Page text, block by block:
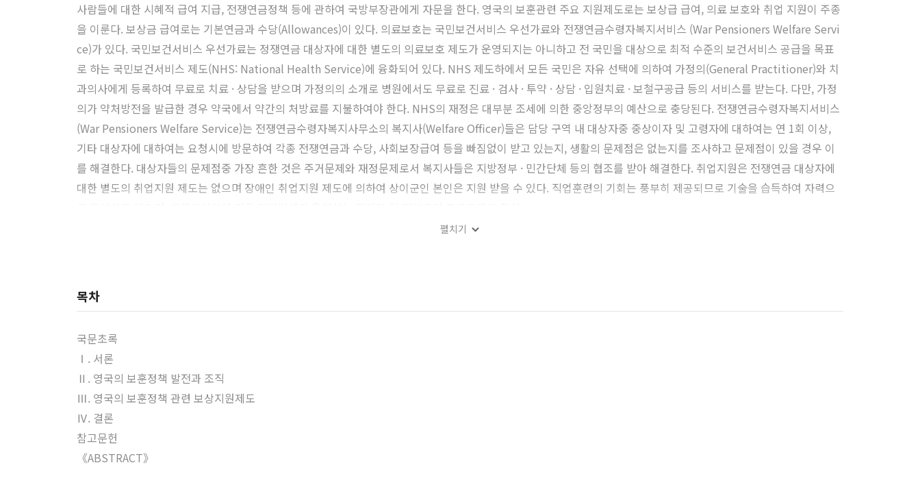
사람들에 대한 시혜적 급여 지급, 전쟁연금정책 등에 관하여 국방부장관에게 자문을 한다. 영국의 보훈관련 주요 지원제도로는 보상급 급여, 의료 보호와 취업 지원이 주종
을 이룬다. 보상금 급여로는 기본연금과 수당(Allowances)이 있다. 의료보호는 국민보건서비스 우선가료와 전쟁연금수령자복지서비스 (War Pensioners Welfare Servi
ce)가 있다. 국민보건서비스 우선가료는 정쟁연금 대상자에 대한 별도의 의료보호 제도가 운영되지는 아니하고 전 국민을 대상으로 최적 수준의 보건서비스 공급을 목표
로 하는 국민보건서비스 제도(NHS: National Health Service)에 융화되어 있다. NHS 제도하에서 모든 국민은 자유 선택에 의하여 가정의(General Practitioner)와 치
과의사에게 등록하여 무료로 치료 · 상담을 받으며 가정의의 소개로 병원에서도 무료로 진료 · 검사 · 투약 · 상담 · 입원치료 · 보철구공급 등의 서비스를 받는다. 다만, 가정
의가 약처방전을 발급한 경우 약국에서 약간의 처방료를 지불하여야 한다. NHS의 재정은 대부분 조세에 의한 중앙정부의 예산으로 충당된다. 전쟁연금수령자복지서비스
(War Pensioners Welfare Service)는 전쟁연금수령자복지사무소의 복지사(Welfare Officer)들은 담당 구역 내 대상자중 중상이자 및 고령자에 대하여는 연 1회 이상,
기타 대상자에 대하여는 요청시에 방문하여 각종 전쟁연금과 수당, 사회보장급여 등을 빠짐없이 받고 있는지, 생활의 문제점은 없는지를 조사하고 문제점이 있을 경우 이
를 해결한다. 대상자들의 문제점중 가장 흔한 것은 주거문제와 재정문제로서 복지사들은 지방정부 · 민간단체 등의 협조를 받아 해결한다. 취업지원은 전쟁연금 대상자에
대한 별도의 취업지원 제도는 없으며 장애인 취업지원 제도에 의하여 상이군인 본인은 지원 받을 수 있다. 직업훈련의 기회는 풍부히 제공되므로 기술을 습득하여 자력으
펼치기
목차
국문초록
Ⅰ. 서론
Ⅱ. 영국의 보훈정책 발전과 조직
Ⅲ. 영국의 보훈정책 관련 보상지원제도
Ⅳ. 결론
참고문헌
《ABSTRACT》